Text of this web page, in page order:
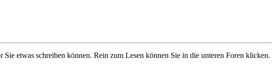
Sie etwas schreiben können. Rein zum Lesen können Sie in die unteren Foren klicken.